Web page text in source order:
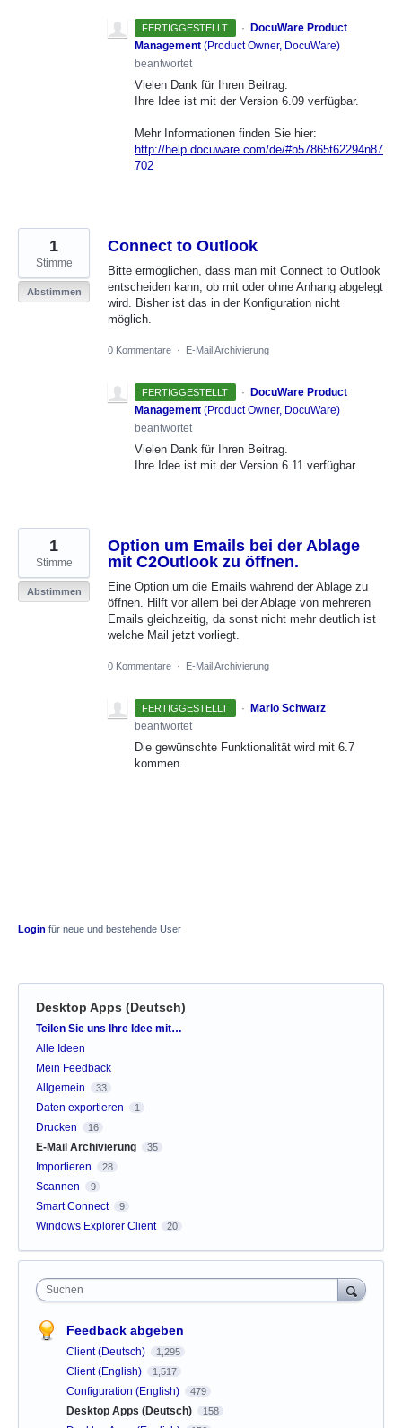
FERTIGGESTELLT · DocuWare Product
Management (Product Owner, DocuWare)
beantwortet
Vielen Dank für Ihren Beitrag.
Ihre Idee ist mit der Version 6.09 verfügbar.
Mehr Informationen finden Sie hier:
http://help.docuware.com/de/#b57865t62294n87
702
Connect to Outlook
Bitte ermöglichen, dass man mit Connect to Outlook
entscheiden kann, ob mit oder ohne Anhang abgelegt
wird. Bisher ist das in der Konfiguration nicht
möglich.
1
Stimme
Abstimmen
0 Kommentare · E-Mail Archivierung
FERTIGGESTELLT ·
DocuWare Product
Management (Product Owner, DocuWare)
beantwortet
Vielen Dank für Ihren Beitrag.
Ihre Idee ist mit der Version 6.11 verfügbar.
Option um Emails bei der Ablage
mit C2Outlook zu öffnen.
Eine Option um die Emails während der Ablage zu
öffnen. Hilft vor allem bei der Ablage von mehreren
Emails gleichzeitig, da sonst nicht mehr deutlich ist
welche Mail jetzt vorliegt.
1
Stimme
Abstimmen
0 Kommentare · E-Mail Archivierung
FERTIGGESTELLT ·
Mario Schwarz
beantwortet
Die gewünschte Funktionalität wird mit 6.7
kommen.
Login für neue und bestehende User
Desktop Apps (Deutsch)
Kategorien
Teilen Sie uns Ihre Idee mit…
Alle Ideen
Mein Feedback
Allgemein
33
Daten exportieren 1
Drucken 16
E-Mail Archivierung 35
Importieren 28
Scannen 9
Smart Connect 9
Windows Explorer Client 20
Suchen
Feedback abgeben
Client (Deutsch) 1,295
Client (English) 1,517
Configuration (English) 479
Desktop Apps (Deutsch) 158